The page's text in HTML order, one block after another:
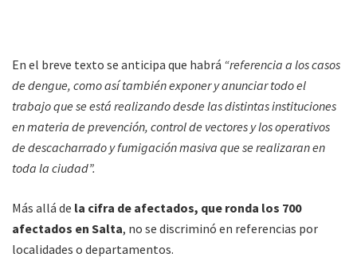
En el breve texto se anticipa que habrá “referencia a los casos
de dengue, como así también exponer y anunciar todo el
trabajo que se está realizando desde las distintas instituciones
en materia de prevención, control de vectores y los operativos
de descacharrado y fumigación masiva que se realizaran en
toda la ciudad”.
Más allá de la cifra de afectados, que ronda los 700
afectados en Salta, no se discriminó en referencias por
localidades o departamentos.